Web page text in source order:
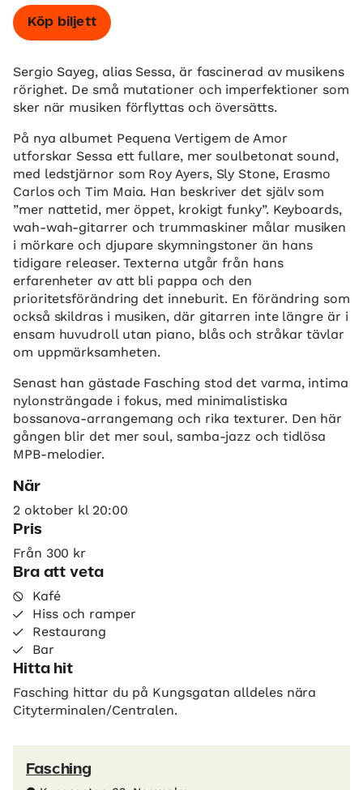
Köp biljett
Sergio Sayeg, alias Sessa, är fascinerad av musikens
rörighet. De små mutationer och imperfektioner som
sker när musiken förflyttas och översätts.
På nya albumet Pequena Vertigem de Amor
utforskar Sessa ett fullare, mer soulbetonat sound,
med ledstjärnor som Roy Ayers, Sly Stone, Erasmo
Carlos och Tim Maia. Han beskriver det själv som
”mer nattetid, mer öppet, krokigt funky”. Keyboards,
wah-wah-gitarrer och trummaskiner målar musiken
i mörkare och djupare skymningstoner än hans
tidigare releaser. Texterna utgår från hans
erfarenheter av att bli pappa och den
prioritetsförändring det inneburit. En förändring som
också skildras i musiken, där gitarren inte längre är i
ensam huvudroll utan piano, blås och stråkar tävlar
om uppmärksamheten.
Senast han gästade Fasching stod det varma, intima
nylonsträngade i fokus, med minimalistiska
bossanova-arrangemang och rika texturer. Den här
gången blir det mer soul, samba-jazz och tidlösa
MPB-melodier.
När
2 oktober kl 20:00
Pris
Från 300 kr
Bra att veta
Kafé
Hiss och ramper
Restaurang
Bar
Hitta hit
Fasching hittar du på Kungsgatan alldeles nära
Cityterminalen/Centralen.
Fasching